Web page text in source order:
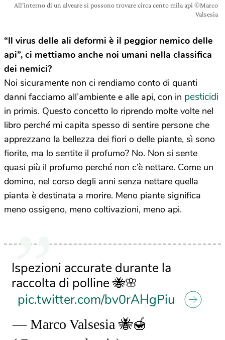
All’interno di un alveare si possono trovare circa cento mila api ©Marco
Valsesia
“Il virus delle ali deformi è il peggior nemico delle
api”, ci mettiamo anche noi umani nella classifica
dei nemici?
Noi sicuramente non ci rendiamo conto di quanti
danni facciamo all’ambiente e alle api, con in pesticidi
in primis. Questo concetto lo riprendo molte volte nel
libro perché mi capita spesso di sentire persone che
apprezzano la bellezza dei fiori o delle piante, sì sono
fiorite, ma lo sentite il profumo? No. Non si sente
quasi più il profumo perché non c’è nettare. Come un
domino, nel corso degli anni senza nettare quella
pianta è destinata a morire. Meno piante significa
meno ossigeno, meno coltivazioni, meno api.
Ispezioni accurate durante la
raccolta di polline 🐝🌸
pic.twitter.com/bv0rAHgPiu
— Marco Valsesia 🐝🍯